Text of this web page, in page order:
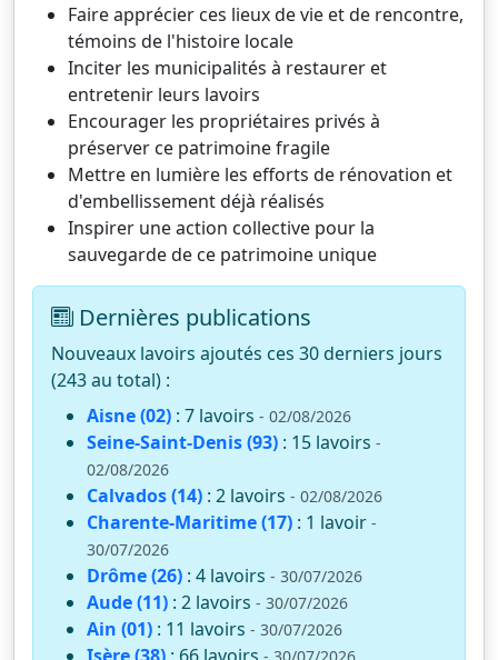
Faire apprécier ces lieux de vie et de rencontre,
témoins de l'histoire locale
Inciter les municipalités à restaurer et
entretenir leurs lavoirs
Encourager les propriétaires privés à
préserver ce patrimoine fragile
Mettre en lumière les efforts de rénovation et
d'embellissement déjà réalisés
Inspirer une action collective pour la
sauvegarde de ce patrimoine unique
Dernières publications
Nouveaux lavoirs ajoutés ces 30 derniers jours
(243 au total) :
Aisne (02) : 7 lavoirs - 02/08/2026
Seine-Saint-Denis (93) : 15 lavoirs -
02/08/2026
Calvados (14) : 2 lavoirs - 02/08/2026
Charente-Maritime (17) : 1 lavoir -
30/07/2026
Drôme (26) : 4 lavoirs - 30/07/2026
Aude (11) : 2 lavoirs - 30/07/2026
Ain (01) : 11 lavoirs - 30/07/2026